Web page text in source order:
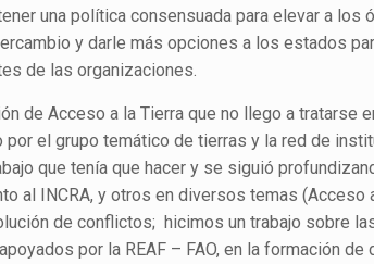
una política consensuada para elevar a los
y darle más opciones a los estados
de las organizaciones.
de Acceso a la Tierra que no llego a tratarse
el grupo temático de tierras y la red de
que tenía que hacer y se siguió
al INCRA, y otros en diversos temas (Acceso
de conflictos; hicimos un trabajo sobre
por la REAF – FAO, en la formación de